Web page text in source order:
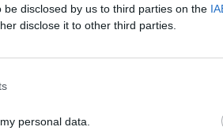
disclosed by us to third parties on the
disclose it to other third parties.
personal data.
του κλάδου των
εργασίας των
θα κλιμακωθούν.